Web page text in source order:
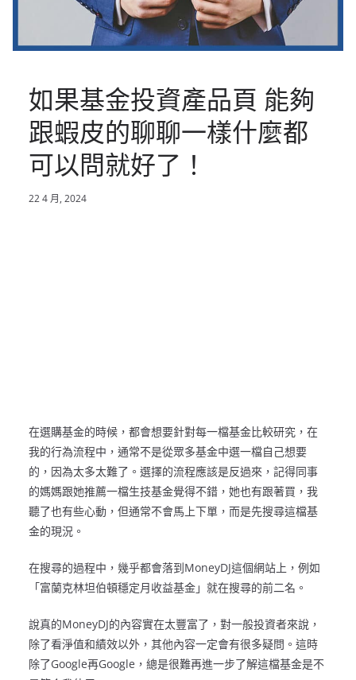
如果基金投資產品頁 能夠
跟蝦皮的聊聊一樣什麼都
可以問就好了！
22 4 月, 2024
在選購基金的時候，都會想要針對每一檔基金比較研究，在
我的行為流程中，通常不是從眾多基金中選一檔自己想要
的，因為太多太難了。選擇的流程應該是反過來，記得同事
的媽媽跟她推薦一檔生技基金覺得不錯，她也有跟著買，我
聽了也有些心動，但通常不會馬上下單，而是先搜尋這檔基
金的現況。
在搜尋的過程中，幾乎都會落到MoneyDJ這個網站上，例如
「富蘭克林坦伯頓穩定月收益基金」就在搜尋的前二名。
說真的MoneyDJ的內容實在太豐富了，對一般投資者來說，
除了看淨值和績效以外，其他內容一定會有很多疑問。這時
除了Google再Google，總是很難再進一步了解這檔基金是不